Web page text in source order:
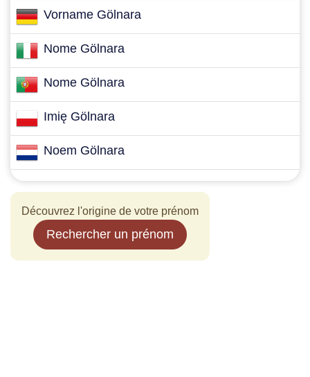
Vorname Gölnara
Nome Gölnara
Nome Gölnara
Imię Gölnara
Noem Gölnara
Découvrez l'origine de votre prénom
Rechercher un prénom